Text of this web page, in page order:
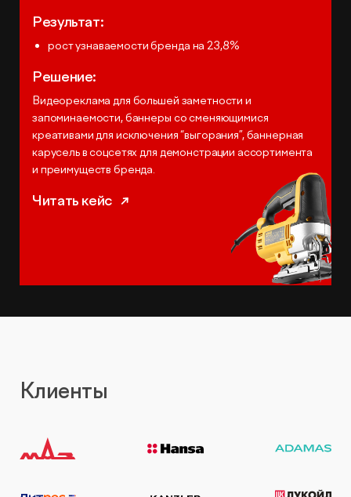
Результат:
рост узнаваемости бренда на 23,8%
Решение:
Видеореклама для большей заметности и
запоминаемости, баннеры со сменяющимися
креативами для исключения “выгорания”, баннерная
карусель в соцсетях для демонстрации ассортимента
и преимуществ бренда.
Читать кейс
Клиенты